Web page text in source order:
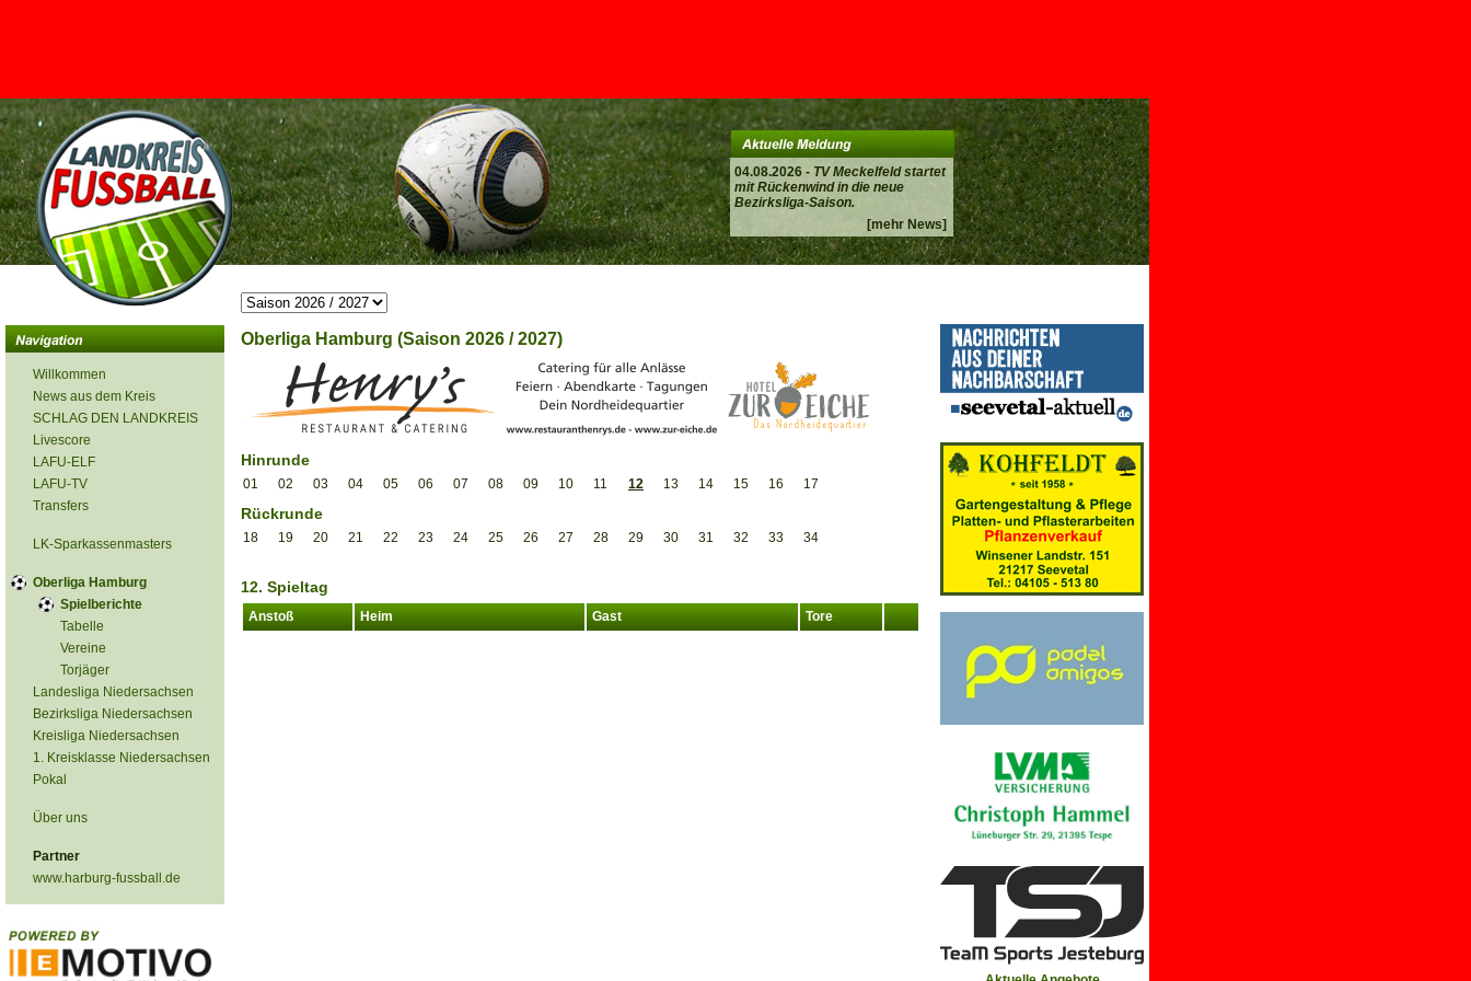
04.08.2026 - TV Meckelfeld startet
mit Rückenwind in die neue
Bezirksliga-Saison.
[mehr News]
<
Willkommen
News aus dem Kreis
SCHLAG DEN LANDKREIS
Livescore
LAFU-ELF
LAFU-TV
Transfers
LK-Sparkassenmasters
Oberliga Hamburg
Spielberichte
Tabelle
Vereine
Torjäger
Landesliga Niedersachsen
Bezirksliga Niedersachsen
Kreisliga Niedersachsen
1. Kreisklasse Niedersachsen
Pokal
Über uns
Partner
www.harburg-fussball.de
Oberliga Hamburg (Saison 2026 / 2027)
Hinrunde
01 02 03 04 05 06 07 08 09 10 11 12 13 14 15 16 17
Rückrunde
18 19 20 21 22 23 24 25 26 27 28 29 30 31 32 33 34
12. Spieltag
Anstoß Heim Gast Tore